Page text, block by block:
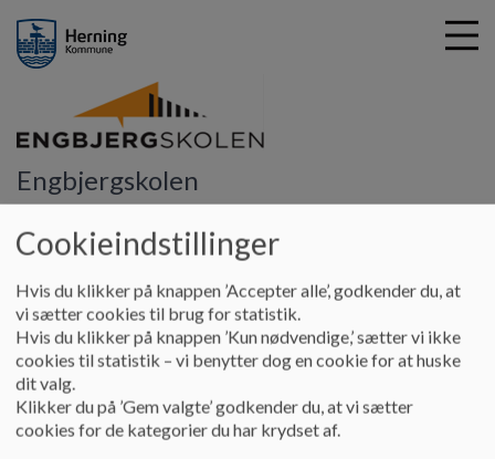
å
Engbjergskolen
Kontakt Skolens ledelse
Ulla Høgild Berg
96287140 eller 20817474
Cookieindstillinger
Hvis du klikker på knappen ’Accepter alle’, godkender du, at
vi sætter cookies til brug for statistik.
Hvis du klikker på knappen ’Kun nødvendige,’ sætter vi ikke
cookies til statistik – vi benytter dog en cookie for at huske
dit valg.
Klikker du på ’Gem valgte’ godkender du, at vi sætter
cookies for de kategorier du har krydset af.